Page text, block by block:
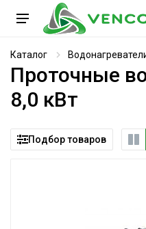
Каталог
Проточные
8,0 кВт
Подбор товаров